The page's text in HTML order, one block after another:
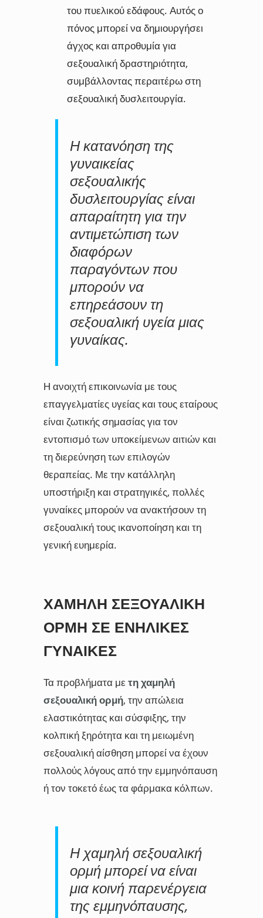
του πυελικού εδάφους. Αυτός ο
πόνος μπορεί να δημιουργήσει
άγχος και απροθυμία για
σεξουαλική δραστηριότητα,
συμβάλλοντας περαιτέρω στη
σεξουαλική δυσλειτουργία.
Η κατανόηση της
γυναικείας
σεξουαλικής
δυσλειτουργίας είναι
απαραίτητη για την
αντιμετώπιση των
διαφόρων
παραγόντων που
μπορούν να
επηρεάσουν τη
σεξουαλική υγεία μιας
γυναίκας.
Η ανοιχτή επικοινωνία με τους
επαγγελματίες υγείας και τους εταίρους
είναι ζωτικής σημασίας για τον
εντοπισμό των υποκείμενων αιτιών και
τη διερεύνηση των επιλογών
θεραπείας. Με την κατάλληλη
υποστήριξη και στρατηγικές, πολλές
γυναίκες μπορούν να ανακτήσουν τη
σεξουαλική τους ικανοποίηση και τη
γενική ευημερία.
ΧΑΜΗΛΉ ΣΕΞΟΥΑΛΙΚΉ
ΟΡΜΉ ΣΕ ΕΝΉΛΙΚΕΣ
ΓΥΝΑΊΚΕΣ
Τα προβλήματα με τη χαμηλή
σεξουαλική ορμή, την απώλεια
ελαστικότητας και σύσφιξης, την
κολπική ξηρότητα και τη μειωμένη
σεξουαλική αίσθηση μπορεί να έχουν
πολλούς λόγους από την εμμηνόπαυση
ή τον τοκετό έως τα φάρμακα κόλπων.
Η χαμηλή σεξουαλική
ορμή μπορεί να είναι
μια κοινή παρενέργεια
της εμμηνόπαυσης,